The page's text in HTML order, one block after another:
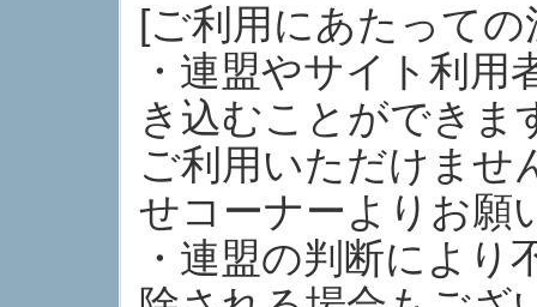
[ご利用にあたっての
・連盟やサイト利
き込むことができま
ご利用いただけませ
せコーナーよりお願
・連盟の判断により